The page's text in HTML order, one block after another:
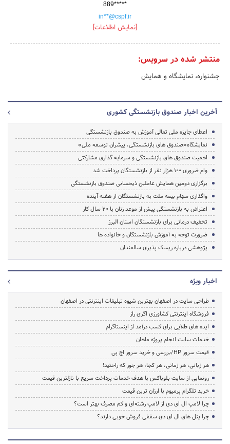
889*****
in**@cspf.ir
[نمایش اطلاعات]
منتشر شده در سرویس:
جشنواره، نمایشگاه و همایش
آخرین اخبار صندوق بازنشستگی کشوری
اعطای جایزه ملی تعالی آموزش به صندوق بازنشستگی
نمایشگاه«صندوق های بازنشستگی، پیشران توسعه ملی»
اهمیت صندوق های بازنشستگی و سرمایه گذاری مشارکتی
وام ضروری ۱۰۰ هزار نفر از بازنشستگان پرداخت شد
برگزاری دومین همایش عاملین ذیحسابی صندوق بازنشستگی
واگذاری سهام بیمه ملت به بازنشستگان از هفته آینده
اعتراض به بازنشستگی پیش از موعد زنان با ۲۰ سال کار
تخفیف درمانی برای بازنشستگان استان البرز
ضرورت توجه به آموزش بازنشستگان و خانواده ها
پژوهشی درباره ریسک پذیری سالمندان
اخبار ویژه
طراحی سایت در اصفهان بهترین شیوه تبلیغات اینترنتی در اصفهان
فروشگاه اینترنتی کشاورزی اگری راز
ایده های طلایی برای کسب درآمد از اینستاگرام
خدمات سایت انجام پروژه ماهان
قیمت سرور HP/بررسی و خرید سرور اچ پی
هر زبانی، هر زمانی، هر کجا، هر جور که راحتید!
رونمایی از سایت بلوباکس با هدف خدمات پرداخت سریع با نازلترین قیمت
خرید تلگرام پرمیوم با ارزان ترین قیمت
چرا لامپ ال ای دی از لامپ رشته‌ای و کم مصرف بهتر است؟
چرا پنل های ال ای دی سقفی فروش خوبی دارند؟